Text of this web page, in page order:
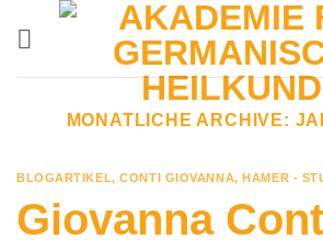
MONATLICHE ARCHIVE:
BLOGARTIKEL,CONTI GIOVANNA,HAMER -
Giovanna